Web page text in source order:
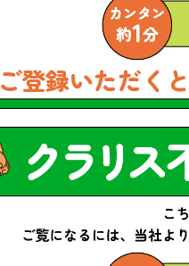
ご登録いただくと